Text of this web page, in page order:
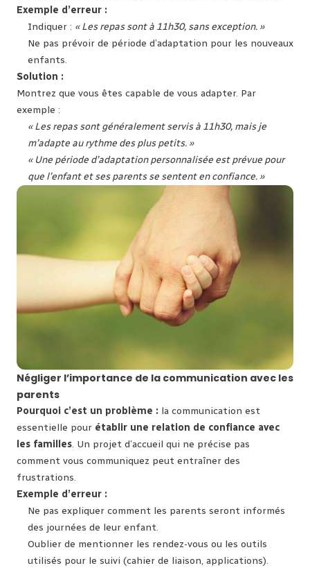
Exemple d’erreur :
Indiquer : « Les repas sont à 11h30, sans exception. »
Ne pas prévoir de période d’adaptation pour les nouveaux
enfants.
Solution :
Montrez que vous êtes capable de vous adapter. Par
exemple :
« Les repas sont généralement servis à 11h30, mais je
m’adapte au rythme des plus petits. »
« Une période d’adaptation personnalisée est prévue pour
que l’enfant et ses parents se sentent en confiance. »
Négliger l’importance de la communication avec les
parents
Pourquoi c’est un problème : la communication est
essentielle pour établir une relation de confiance avec
les familles. Un projet d’accueil qui ne précise pas
comment vous communiquez peut entraîner des
frustrations.
Exemple d’erreur :
Ne pas expliquer comment les parents seront informés
des journées de leur enfant.
Oublier de mentionner les rendez-vous ou les outils
utilisés pour le suivi (cahier de liaison, applications).